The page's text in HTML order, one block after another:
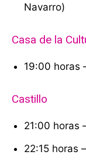
Navarro)
Casa de la
19:00 horas
Castillo
21:00 horas
22:15 horas –